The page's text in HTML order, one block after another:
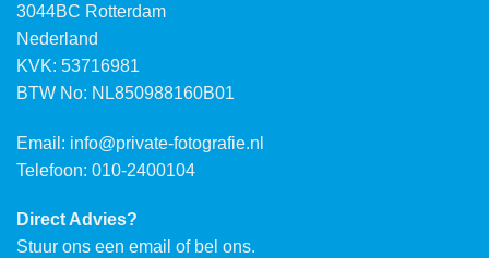
3044BC Rotterdam
Nederland
KVK: 53716981
BTW No: NL850988160B01
Email: info@private-fotografie.nl
Telefoon: 010-2400104
Direct Advies?
Stuur ons een email of bel ons.